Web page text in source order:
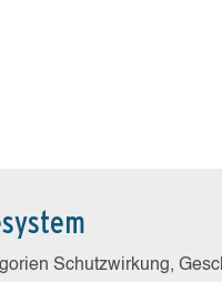
Schutzwirkung,